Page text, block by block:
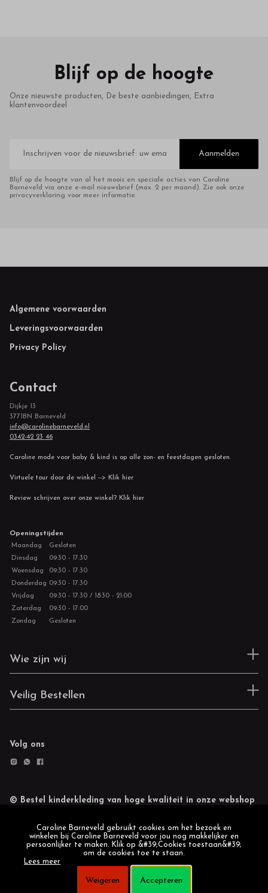
Blijf op de hoogte
Onze nieuwste producten, De beste aanbiedingen, Extra
klantenvoordeel
mailadres
Aanmelden
Blijf op de hoogte van al het moois en speciale acties van Caroline
Barneveld via onze e-mail nieuwsbrief (max. 2 per maand). Zie ook onze
privacyverklaring voor meer informatie.
Footer
Algemene voorwaarden
Leveringsvoorwaarden
Privacy Policy
Contact
Dijkje 13
3771BN Barneveld
info@carolinebarneveld.nl
0342-42 23 46
Caroline mode voor baby & kind is op alle zon- en feestdagen gesloten.
Virtuele tour door de winkel --> Klik hier
Review schrijven over onze winkel? Klik hier
Openingstijden
Maandag
Gesloten
Dinsdag
09:30 - 17:30
Woensdag
09:30 - 17:30
Donderdag 09:30 - 17:30
Vrijdag
09:30 - 17:30 / 18:30 - 21:00
Zaterdag
09:30 - 17:00
Zondag
Gesloten
Wie zijn wij
Veilig Bestellen
Volg ons
© Bestel kinderkleding van hoge kwaliteit in onze webshop
Caroline Barneveld gebruikt cookies om het bezoek en
winkelen bij Caroline Barneveld voor jou nog makkelijker en
persoonlijker te maken. Klik op &#39;Cookies toestaan&#39;
om de cookies toe te staan.
Lees meer
Weigeren Accepteren